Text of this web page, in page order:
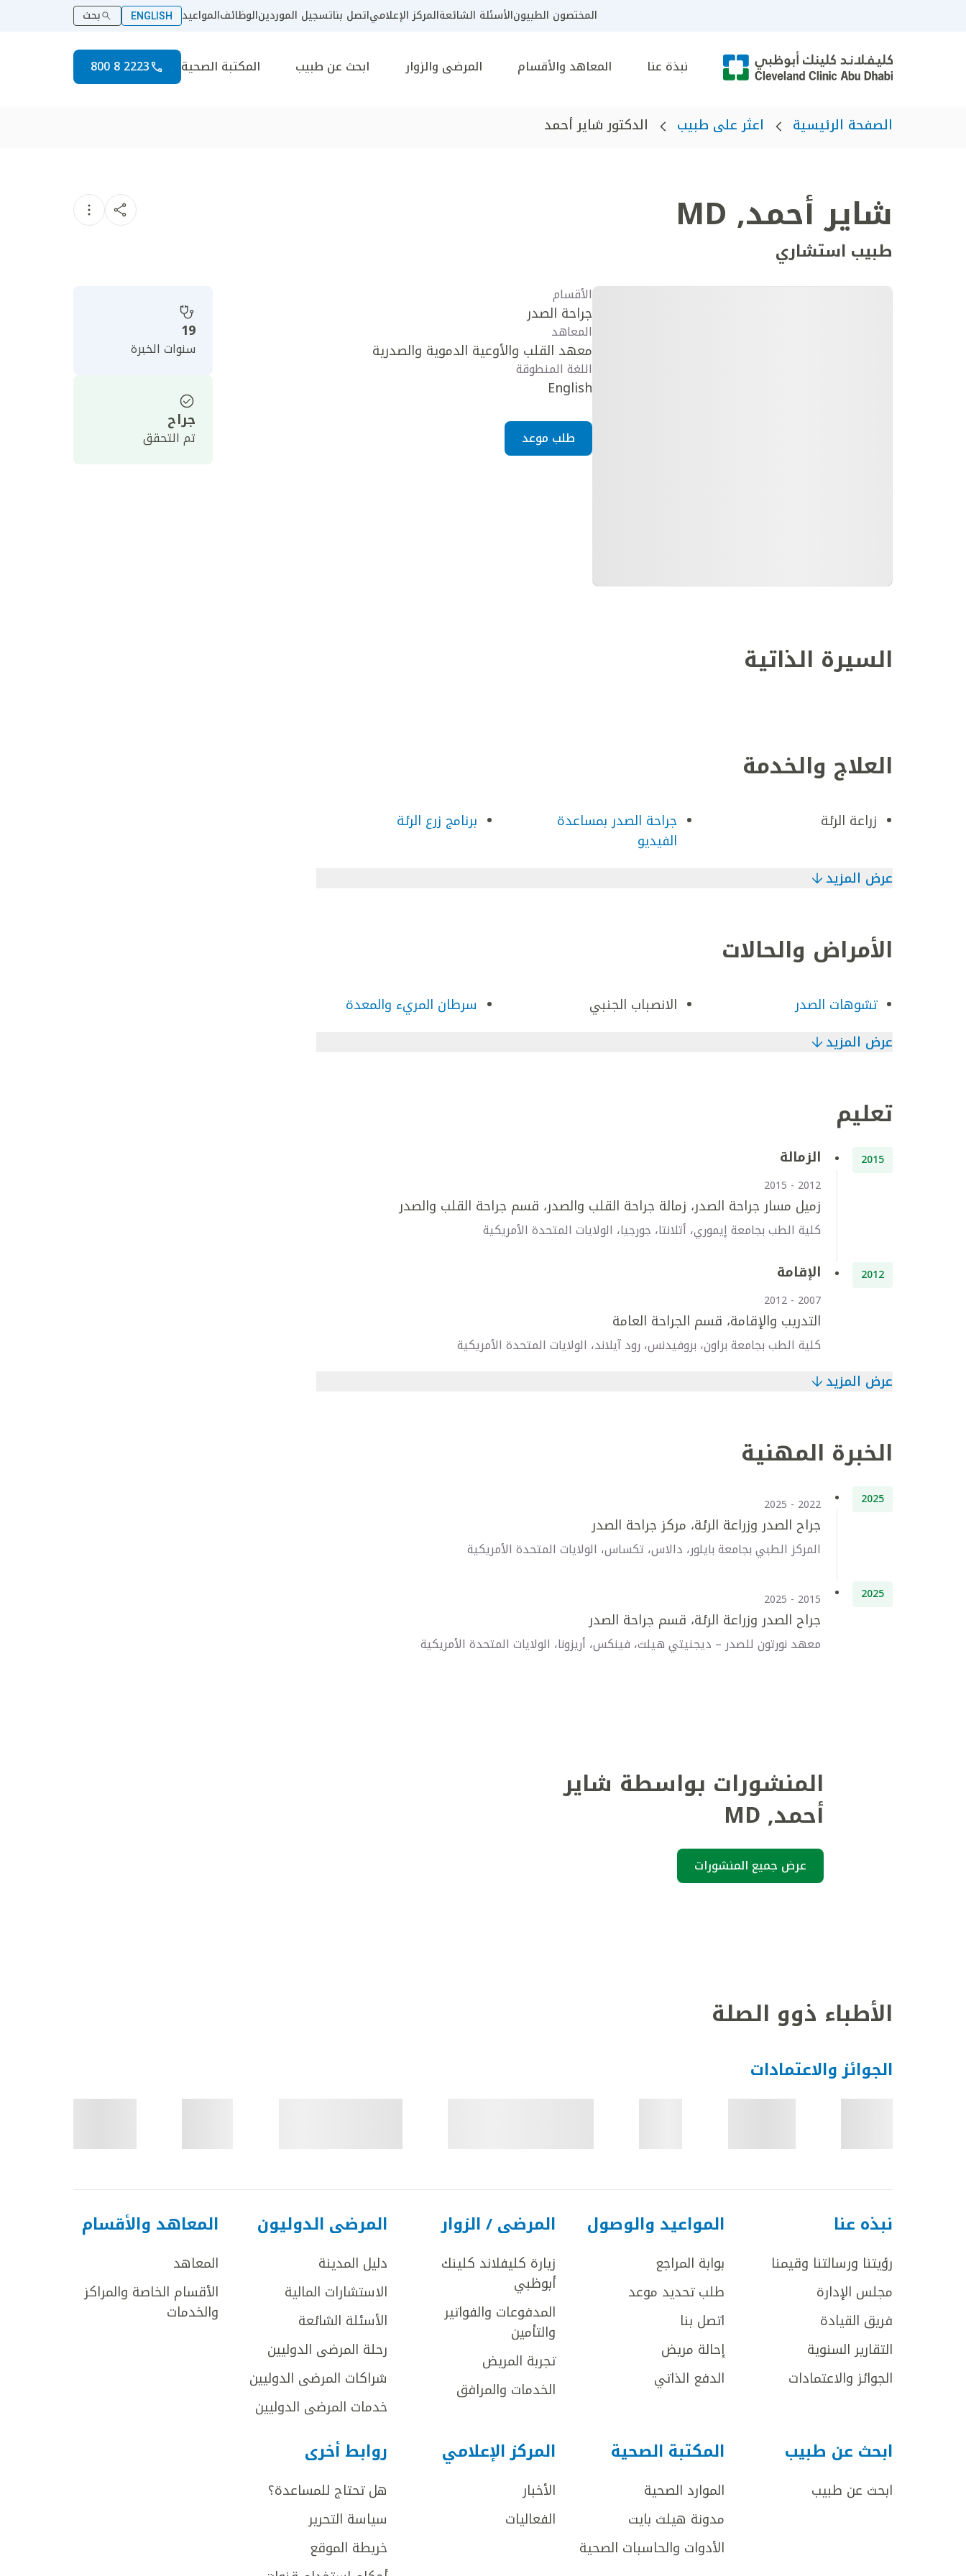
المختصون الطبيونالأسئلة الشائعةالمركز الإعلامياتصل بناتسجيل الموردينالوظائفالمواعيد ENGLISH بحث
نبذة عنا المعاهد والأقسام المرضى والزوار ابحث عن طبيب المكتبة الصحية 2223 8 800
الصفحة الرئيسية اعثر على طبيب الدكتور شاير أحمد
شاير أحمد,
MD
طبيب استشاري
الأقسام
جراحة الصدر
المعاهد
معهد القلب والأوعية الدموية والصدرية
اللغة المنطوقة
English
طلب موعد
19
سنوات الخبرة
جراح
تم التحقق
السيرة الذاتية
العلاج والخدمة
زراعة الرئة
جراحة الصدر بمساعدة
الفيديو
برنامج زرع الرئة
عرض المزيد
الأمراض والحالات
تشوهات الصدر الانصباب الجنبي
سرطان المريء والمعدة
عرض المزيد
تعليم
2015 الزمالة
2012 - 2015
زميل مسار جراحة الصدر، زمالة جراحة القلب والصدر، قسم جراحة القلب والصدر
كلية الطب بجامعة إيموري، أتلانتا، جورجيا، الولايات المتحدة الأمريكية
2012 الإقامة
2007 - 2012
التدريب والإقامة، قسم الجراحة العامة
كلية الطب بجامعة براون، بروفيدنس، رود آيلاند، الولايات المتحدة الأمريكية
عرض المزيد
الخبرة المهنية
2025
2022 - 2025
جراح الصدر وزراعة الرئة، مركز جراحة الصدر
المركز الطبي بجامعة بايلور، دالاس، تكساس، الولايات المتحدة الأمريكية
2025
2015 - 2025
جراح الصدر وزراعة الرئة، قسم جراحة الصدر
معهد نورتون للصدر – ديجنيتي هيلث، فينكس، أريزونا، الولايات المتحدة الأمريكية
المنشورات بواسطة شاير
أحمد,
MD
عرض جميع المنشورات
الأطباء ذوو الصلة
الجوائز والاعتمادات
نبذه عنا
رؤيتنا ورسالتنا وقيمنا
مجلس الإدارة
فريق القيادة
التقارير السنوية
الجوائز والاعتمادات
المواعيد والوصول
بوابة المراجع
طلب تحديد موعد
اتصل بنا
إحالة مريض
الدفع الذاتي
المرضى / الزوار
زيارة كليفلاند كلينك
أبوظبي
المدفوعات والفواتير
والتأمين
تجربة المريض
الخدمات والمرافق
المرضى الدوليون
دليل المدينة
الاستشارات المالية
الأسئلة الشائعة
رحلة المرضى الدوليين
شراكات المرضى الدوليين
خدمات المرضى الدوليين
المعاهد والأقسام
المعاهد
الأقسام الخاصة والمراكز
والخدمات
ابحث عن طبيب
ابحث عن طبيب
المكتبة الصحية
الموارد الصحية
مدونة هيلث بايت
الأدوات والحاسبات الصحية
المركز الإعلامي
الأخبار
الفعاليات
روابط أخرى
هل تحتاج للمساعدة؟
سياسة التحرير
خريطة الموقع